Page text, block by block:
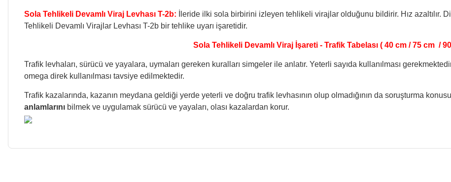
Sola Tehlikeli Devamlı Viraj Levhası T-2b: İleride ilki sola birbirini izleyen tehlikeli virajlar olduğunu bildirir. Hız azaltılır.
Tehlikeli Devamlı Virajlar Levhası T-2b bir tehlike uyarı işaretidir.
Sola Tehlikeli Devamlı Viraj İşareti - Trafik Tabelası ( 40 cm / 75 cm /
Trafik levhaları, sürücü ve yayalara, uymaları gereken kuralları simgeler ile anlatır. Yeterli sayıda kullanılması
omega direk kullanılması tavsiye edilmektedir.
Trafik kazalarında, kazanın meydana geldiği yerde yeterli ve doğru trafik levhasının olup olmadığının da soruşturma
anlamlarını bilmek ve uygulamak sürücü ve yayaları, olası kazalardan korur.